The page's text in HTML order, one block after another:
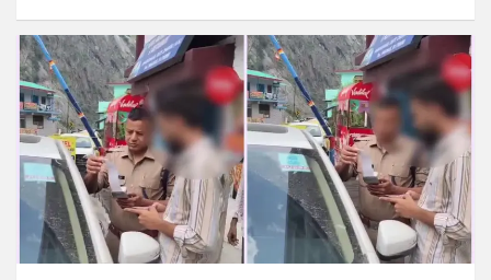
ce
b
o
o
k
at
s
A
p
p
ar
e